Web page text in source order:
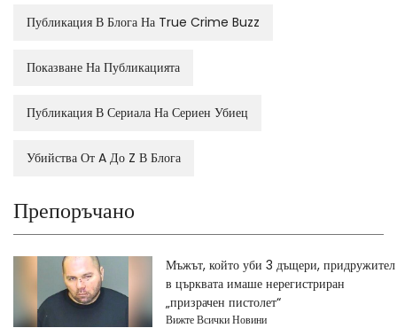
Публикация В Блога На True Crime Buzz
Показване На Публикацията
Публикация В Сериала На Сериен Убиец
Убийства От A До Z В Блога
Препоръчано
Мъжът, който уби 3 дъщери, придружител
в църквата имаше нерегистриран
„призрачен пистолет“
Вижте Всички Новини